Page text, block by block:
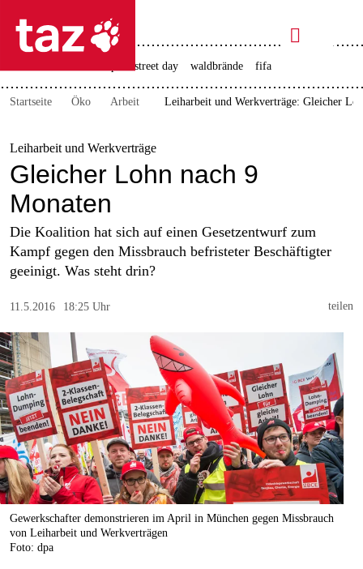
 taz zahl ich
taz zahl ich
themen
politik
gesellschaft
sport
berlin
nord
wahrheit
verlag
verlag
veranstaltungen

taz zahl ich
christopher street day waldbrände fifa
Startseite Öko Arbeit Leiharbeit und Werkverträge: Gleicher
Leiharbeit und Werkverträge
Gleicher Lohn nach 9
Monaten
Die Koalition hat sich auf einen Gesetzentwurf zum
Kampf gegen den Missbrauch befristeter Beschäftigter
geeinigt. Was steht drin?
11.5.2016 18:25 Uhr teilen
Gewerkschafter demonstrieren im April in München gegen Missbrauch
von Leiharbeit und Werkverträgen
Foto: dpa